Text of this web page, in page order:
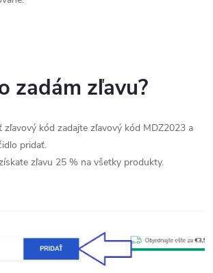
zadám zľavu?
zľavový kód zadajte zľavový kód MDZ2023 a
pridať.
zľavu 25 % na všetky produkty.